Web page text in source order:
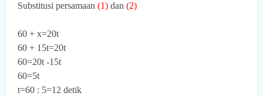
Substitusi persamaan (1) dan (2)
60 + x=20t
60 + 15t=20t
60=20t -15t
60=5t
t=60 : 5=12 detik